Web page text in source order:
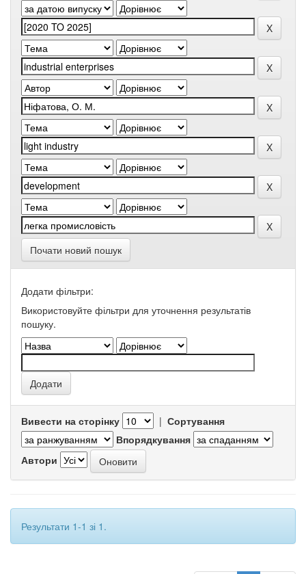
Почати новий пошук
Додати фільтри:
Використовуйте фільтри для уточнення результатів
пошуку.
Вивести на сторінку | Сортування
Впорядкування
Автори
Результати 1-1 зі 1.